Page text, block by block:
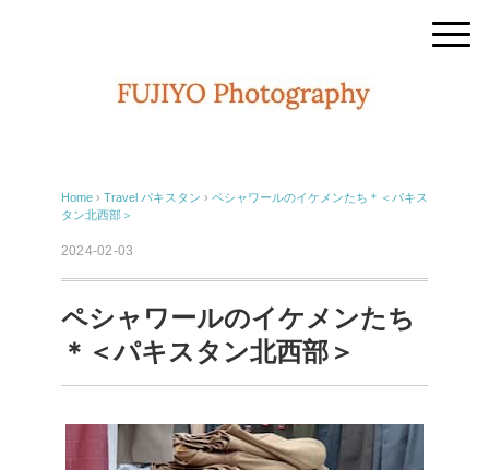
Home › Travel パキスタン › ペシャワールのイケメンたち＊＜パキス
タン北西部＞
2024-02-03
ペシャワールのイケメンたち
＊＜パキスタン北西部＞